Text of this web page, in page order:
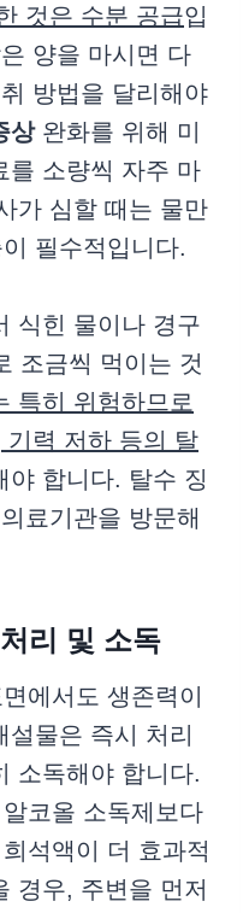
것은 수분 공급입
양을 마시면 다
방법을 달리해야
상완화를 위해 미
를 소량씩 자주 마
가 심할 때는 물만
필수적입니다.
식힌 물이나 경구
조금씩 먹이는 것
특히 위험하므로
력 저하 등의 탈
야 합니다. 탈수 징
료기관을 방문해
리 및 소독
에서도 생존력이
물은 즉시 처리
소독해야 합니다.
코올 소독제보다
석액이 더 효과적
경우, 주변을 먼저